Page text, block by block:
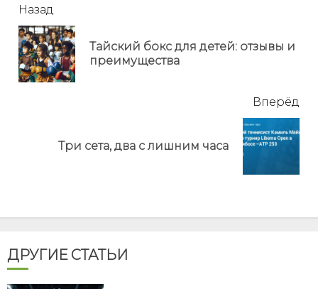
читать
еще
Назад
Тайский бокс для детей: отзывы и
преимущества
Вперёд
Три сета, два с лишним часа
ДРУГИЕ СТАТЬИ